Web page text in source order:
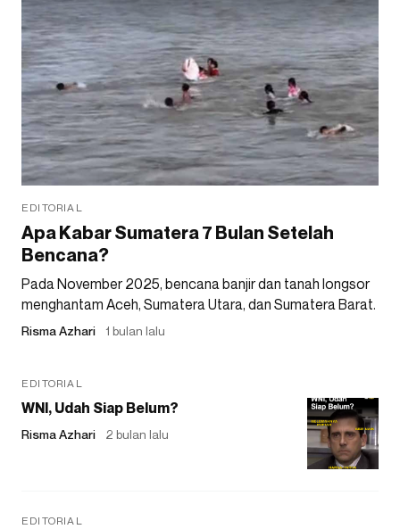
EDITORIAL
Apa Kabar Sumatera 7 Bulan Setelah
Bencana?
Pada November 2025, bencana banjir dan tanah longsor
menghantam Aceh, Sumatera Utara, dan Sumatera Barat.
Risma Azhari 1 bulan lalu
EDITORIAL
WNI, Udah Siap Belum?
Risma Azhari 2 bulan lalu
EDITORIAL